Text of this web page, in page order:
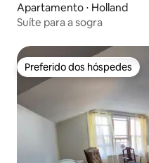
Apartamento ⋅ Holland
Suíte para a sogra
Preferido dos hóspedes
Preferido dos hóspedes